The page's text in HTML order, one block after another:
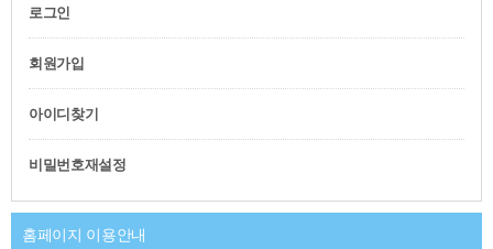
로그인
회원가입
아이디찾기
비밀번호재설정
홈페이지 이용안내